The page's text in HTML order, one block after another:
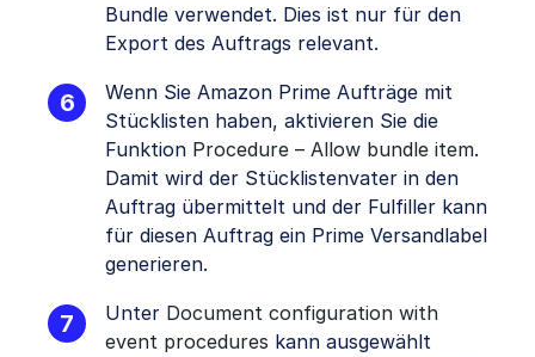
Bundle verwendet. Dies ist nur für den
Export des Auftrags relevant.
Wenn Sie Amazon Prime Aufträge mit
Stücklisten haben, aktivieren Sie die
Funktion Procedure – Allow bundle item.
Damit wird der Stücklistenvater in den
Auftrag übermittelt und der Fulfiller kann
für diesen Auftrag ein Prime Versandlabel
generieren.
Unter Document configuration with
event procedures kann ausgewählt